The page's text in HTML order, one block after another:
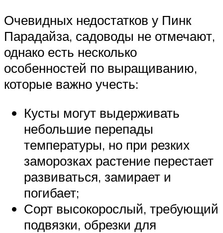
Очевидных недостатков у Пинк
Парадайза, садоводы не отмечают,
однако есть несколько
особенностей по выращиванию,
которые важно учесть:
Кусты могут выдерживать
небольшие перепады
температуры, но при резких
заморозках растение перестает
развиваться, замирает и
погибает;
Сорт высокорослый, требующий
подвязки, обрезки для